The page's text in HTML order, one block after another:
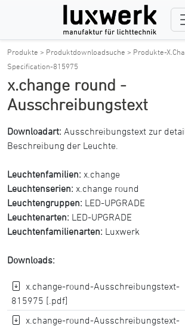
Produkte > Produktdownloadsuche > Produkte-
Specification-815975
x.change round -
Ausschreibungstext
Downloadart: Ausschreibungstext zur
Beschreibung der Leuchte.
Leuchtenfamilien: x.change
Leuchtenserien: x.change round
Leuchtengruppen: LED-UPGRADE
Leuchtenarten: LED-UPGRADE
Leuchtenfamilienarten: Luxwerk
Downloads:
x.change-round-Ausschreibungstext-
815975 [.pdf]
x.change-round-Ausschreibungstext-